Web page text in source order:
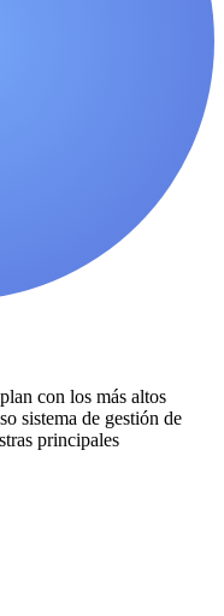
con los más altos
sistema de gestión de
principales